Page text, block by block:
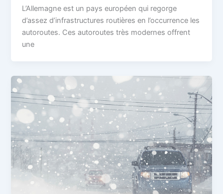
L’Allemagne est un pays européen qui regorge
d’assez d’infrastructures routières en l’occurrence les
autoroutes. Ces autoroutes très modernes offrent
une